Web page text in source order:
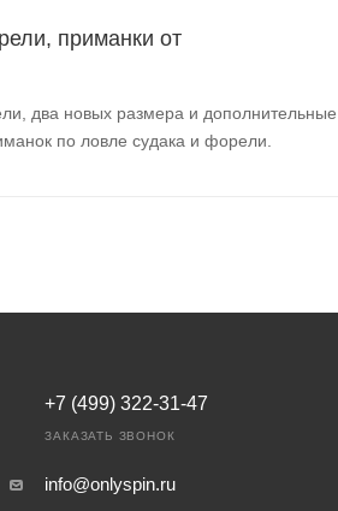
приманки от
два новых размера и дополнительные
по ловле судака и форели.
+7 (499) 322-31-47
ЗАКАЗАТЬ ЗВОНОК
info@onlyspin.ru